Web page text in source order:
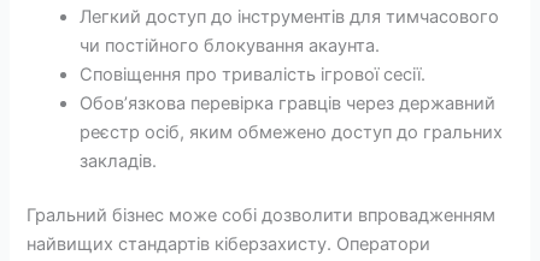
Легкий доступ до інструментів для тимчасового
чи постійного блокування акаунта.
Сповіщення про тривалість ігрової сесії.
Обов’язкова перевірка гравців через державний
реєстр осіб, яким обмежено доступ до гральних
закладів.
Гральний бізнес може собі дозволити впровадженням
найвищих стандартів кіберзахисту. Оператори